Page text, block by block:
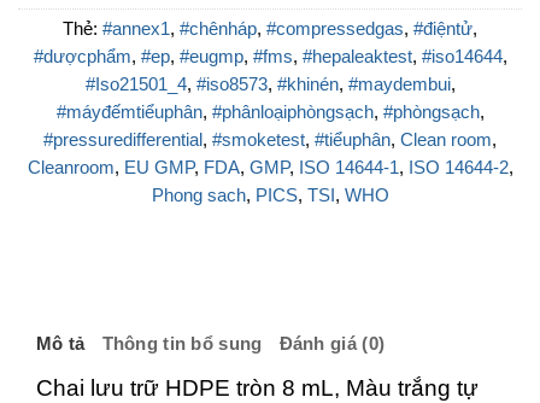
Thẻ: #annex1, #chênháp, #compressedgas, #điệntử,
#dượcphẩm, #ep, #eugmp, #fms, #hepaleaktest, #iso14644,
#Iso21501_4, #iso8573, #khinén, #maydembui,
#máyđếmtiểuphân, #phânloạiphòngsạch, #phòngsạch,
#pressuredifferential, #smoketest, #tiểuphân, Clean room,
Cleanroom, EU GMP, FDA, GMP, ISO 14644-1, ISO 14644-2,
Phong sach, PICS, TSI , WHO
Mô tả Thông tin bổ sung Đánh giá (0)
Chai lưu trữ HDPE tròn 8 mL, Màu trắng tự